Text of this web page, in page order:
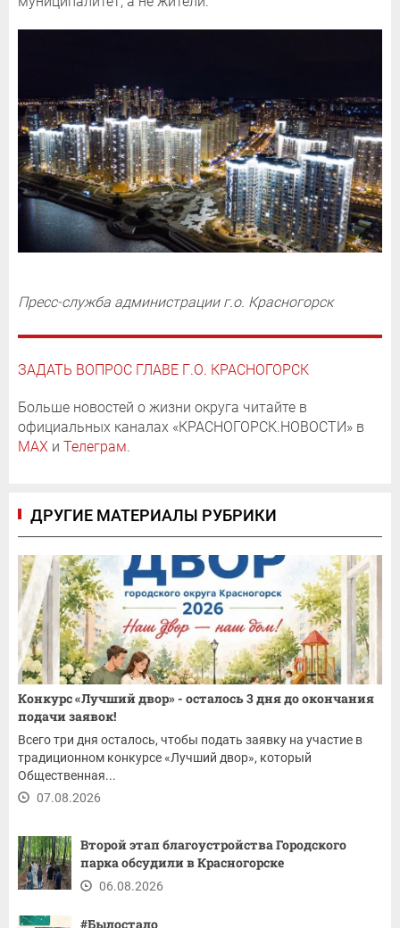
Пресс-служба администрации г.о. Красногорск
ЗАДАТЬ ВОПРОС ГЛАВЕ Г.О. КРАСНОГОРСК
Больше новостей о жизни округа читайте в
официальных каналах «КРАСНОГОРСК.НОВОСТИ» в
MAX и Телеграм.
ДРУГИЕ МАТЕРИАЛЫ РУБРИКИ
Конкурс «Лучший двор» - осталось 3 дня до окончания
подачи заявок!
Всего три дня осталось, чтобы подать заявку на участие в
традиционном конкурсе «Лучший двор», который
Общественная...
07.08.2026
Второй этап благоустройства Городского
парка обсудили в Красногорске
06.08.2026
#Былостало